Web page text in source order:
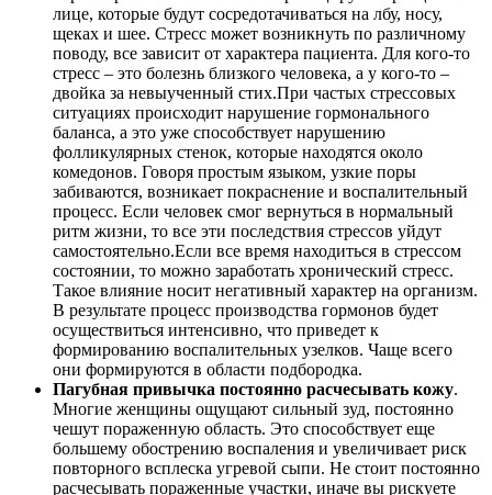
лице, которые будут сосредотачиваться на лбу, носу,
щеках и шее. Стресс может возникнуть по различному
поводу, все зависит от характера пациента. Для кого-то
стресс – это болезнь близкого человека, а у кого-то –
двойка за невыученный стих.При частых стрессовых
ситуациях происходит нарушение гормонального
баланса, а это уже способствует нарушению
фолликулярных стенок, которые находятся около
комедонов. Говоря простым языком, узкие поры
забиваются, возникает покраснение и воспалительный
процесс. Если человек смог вернуться в нормальный
ритм жизни, то все эти последствия стрессов уйдут
самостоятельно.Если все время находиться в стрессом
состоянии, то можно заработать хронический стресс.
Такое влияние носит негативный характер на организм.
В результате процесс производства гормонов будет
осуществиться интенсивно, что приведет к
формированию воспалительных узелков. Чаще всего
они формируются в области подбородка.
Пагубная привычка постоянно расчесывать кожу.
Многие женщины ощущают сильный зуд, постоянно
чешут пораженную область. Это способствует еще
большему обострению воспаления и увеличивает риск
повторного всплеска угревой сыпи. Не стоит постоянно
расчесывать пораженные участки, иначе вы рискуете